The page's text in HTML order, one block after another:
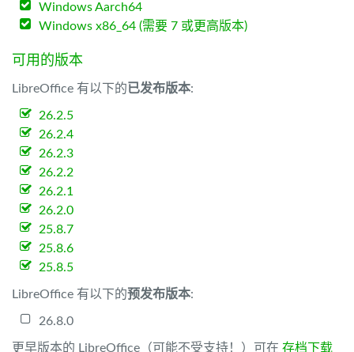
Windows Aarch64
Windows x86_64 (需要 7 或更高版本)
可用的版本
LibreOffice 有以下的已发布版本:
26.2.5
26.2.4
26.2.3
26.2.2
26.2.1
26.2.0
25.8.7
25.8.6
25.8.5
LibreOffice 有以下的预发布版本:
26.8.0
更早版本的 LibreOffice（可能不受支持！）可在 存档下载